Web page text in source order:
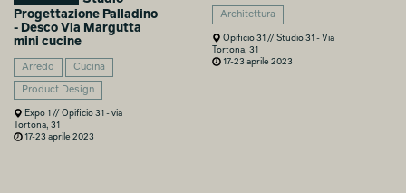
Progettazione Palladino
- Desco Via Margutta
mini cucine
Arredo Cucina
Product Design
Expo 1 // Opificio 31 - via
Tortona, 31
17-23 aprile 2023
Architettura
Opificio 31 // Studio 31 - Via
Tortona, 31
17-23 aprile 2023